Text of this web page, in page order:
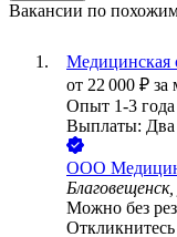
Вакансии по
Медицинская
от 22 000 ₽ за
Опыт 1-3 года
Выплаты: Два
ООО
Можно без